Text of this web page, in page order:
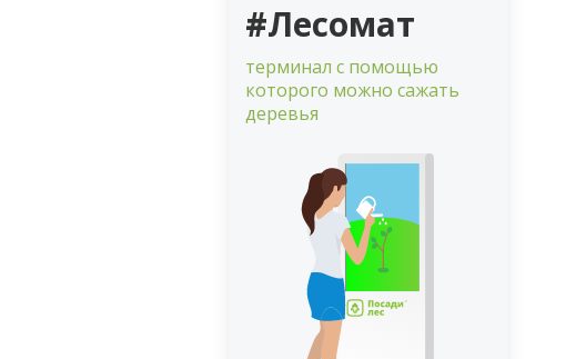
#Лесомат
терминал с помощью
которого можно сажать
деревья